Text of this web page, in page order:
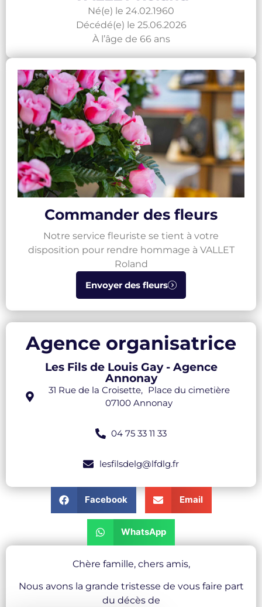
Né(e) le 24.02.1960
Décédé(e) le 25.06.2026
À l’âge de 66 ans
Commander des fleurs
Notre service fleuriste se tient à votre
disposition pour rendre hommage à VALLET
Roland
Envoyer des fleurs
Chère famille, chers amis,
Nous avons la grande tristesse de vous faire part
du décès de
Agence organisatrice
Les Fils de Louis Gay - Agence
Annonay
31 Rue de la Croisette, Place du cimetière
07100 Annonay
04 75 33 11 33
lesfilsdelg@lfdlg.fr
Facebook Email
WhatsApp